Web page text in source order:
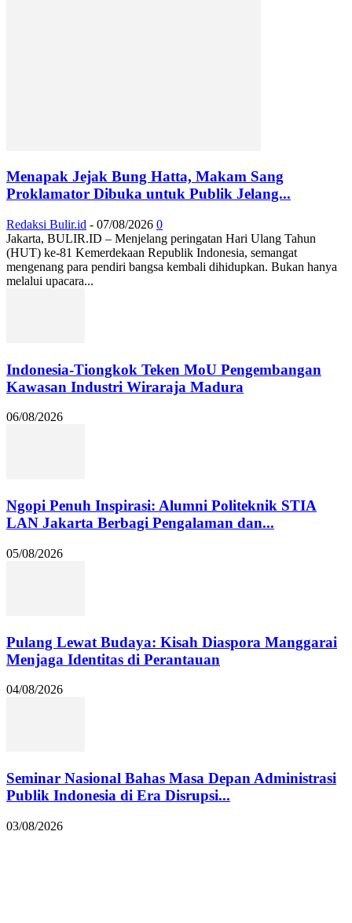
Menapak Jejak Bung Hatta, Makam Sang
Proklamator Dibuka untuk Publik Jelang...
Redaksi Bulir.id - 07/08/2026 0
Jakarta, BULIR.ID – Menjelang peringatan Hari Ulang Tahun
(HUT) ke-81 Kemerdekaan Republik Indonesia, semangat
mengenang para pendiri bangsa kembali dihidupkan. Bukan hanya
melalui upacara...
Indonesia-Tiongkok Teken MoU Pengembangan
Kawasan Industri Wiraraja Madura
06/08/2026
Ngopi Penuh Inspirasi: Alumni Politeknik STIA
LAN Jakarta Berbagi Pengalaman dan...
05/08/2026
Pulang Lewat Budaya: Kisah Diaspora Manggarai
Menjaga Identitas di Perantauan
04/08/2026
Seminar Nasional Bahas Masa Depan Administrasi
Publik Indonesia di Era Disrupsi...
03/08/2026